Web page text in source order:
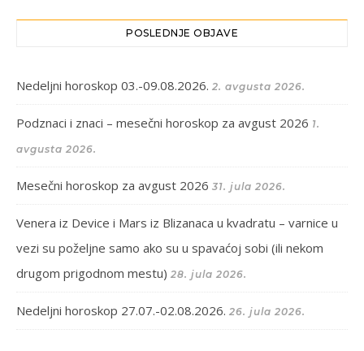
POSLEDNJE OBJAVE
Nedeljni horoskop 03.-09.08.2026. 2. avgusta 2026.
Podznaci i znaci – mesečni horoskop za avgust 2026 1.
avgusta 2026.
Mesečni horoskop za avgust 2026 31. jula 2026.
Venera iz Device i Mars iz Blizanaca u kvadratu – varnice u
vezi su poželjne samo ako su u spavaćoj sobi (ili nekom
drugom prigodnom mestu) 28. jula 2026.
Nedeljni horoskop 27.07.-02.08.2026. 26. jula 2026.